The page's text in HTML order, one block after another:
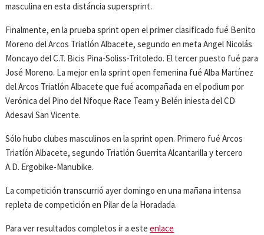
masculina en esta distáncia supersprint.
Finalmente, en la prueba sprint open el primer clasificado fué Benito
Moreno del Arcos Triatlón Albacete, segundo en meta Angel Nicolás
Moncayo del C.T. Bicis Pina-Soliss-Tritoledo. El tercer puesto fué para
José Moreno. La mejor en la sprint open femenina fué Alba Martínez
del Arcos Triatlón Albacete que fué acompañada en el podium por
Verónica del Pino del Nfoque Race Team y Belén iniesta del CD
Adesavi San Vicente.
Sólo hubo clubes masculinos en la sprint open. Primero fué Arcos
Triatlón Albacete, segundo Triatlón Guerrita Alcantarilla y tercero
A.D. Ergobike-Manubike.
La competición transcurrió ayer domingo en una mañana intensa
repleta de competición en Pilar de la Horadada.
Para ver resultados completos ir a esteenlace